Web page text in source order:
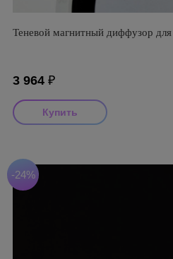
Теневой магнитный диффузор
3 964 ₽
-24%